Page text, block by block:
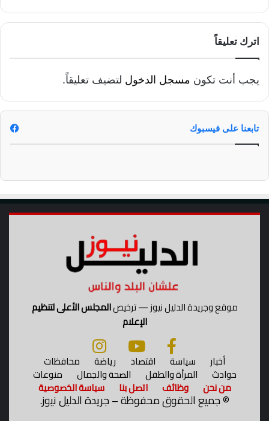
اترك تعليقاً
يجب أنت تكون مسجل الدخول لتضيف تعليقاً.
تابعنا على فيسبوك
موقع وجريدة الدليل نيوز — ترخيصالمجلس الأعلى لتنظيم
الإعلام
أخبار سياسة اقتصاد رياضة محافظات
حوادث المرأة والطفل الصحة والجمال منوعات
من نحن وظائف اتصل بنا سياسة الخصوصية
©جميع الحقوق محفوظة – جريدة الدليل نيوز.